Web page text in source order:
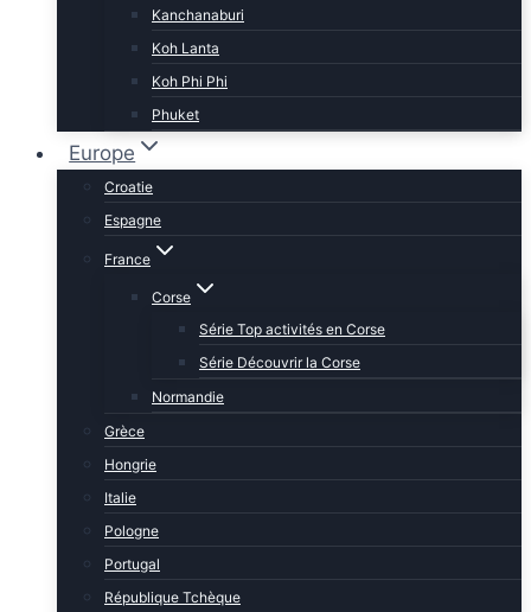
Kanchanaburi
Koh Lanta
Koh Phi Phi
Phuket
Europe
Croatie
Espagne
France
Corse
Série Top activités en Corse
Série Découvrir la Corse
Normandie
Grèce
Hongrie
Italie
Pologne
Portugal
République Tchèque